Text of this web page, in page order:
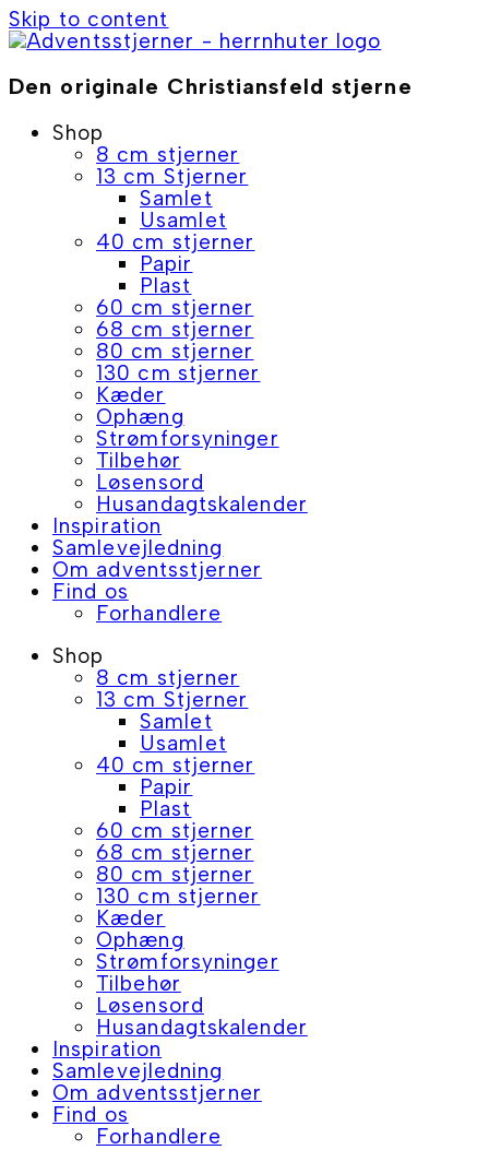
Skip to content
Den originale Christiansfeld stjerne
Shop
8 cm stjerner
13 cm Stjerner
Samlet
Usamlet
40 cm stjerner
Papir
Plast
60 cm stjerner
68 cm stjerner
80 cm stjerner
130 cm stjerner
Kæder
Ophæng
Strømforsyninger
Tilbehør
Løsensord
Husandagtskalender
Inspiration
Samlevejledning
Om adventsstjerner
Find os
Forhandlere
Shop
8 cm stjerner
13 cm Stjerner
Samlet
Usamlet
40 cm stjerner
Papir
Plast
60 cm stjerner
68 cm stjerner
80 cm stjerner
130 cm stjerner
Kæder
Ophæng
Strømforsyninger
Tilbehør
Løsensord
Husandagtskalender
Inspiration
Samlevejledning
Om adventsstjerner
Find os
Forhandlere